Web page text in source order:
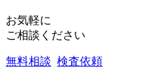
お気軽に
ご相談ください
無料相談 検査依頼